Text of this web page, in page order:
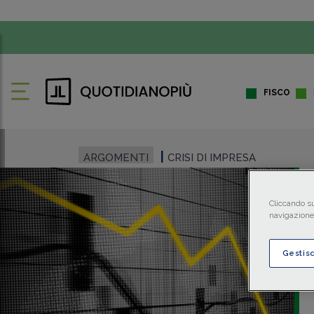
FISCO
ARGOMENTI CRISI DI IMPRESA
Cliccando